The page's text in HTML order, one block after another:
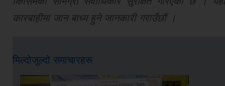
कारबाहीमा जान बाध्य हुने जानकारी गराउँछौं ।
मिल्दोजुल्दो समाचारहरू